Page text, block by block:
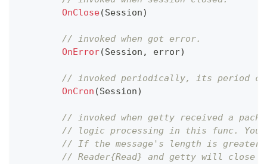
OnClose(Session)
// invoked when got error.
OnError(Session , error)
// invoked periodically, its period can
OnCron (Session)
// invoked when getty received a
// logic processing in this func.
// If the message's length is
// Reader{Read} and getty will close